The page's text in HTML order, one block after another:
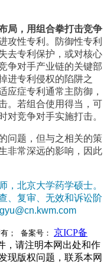
局，用组合拳打击竞争
攻性专利。防御性专利
去专利保护，或对核心
争对手产业链的关键部
进专利侵权的陷阱之
应症专利通常主防御，
。若组合使用得当，可
对竞争对手实施打击。
问题，但与之相关的策
非常深远的影响，因此
，北京大学药学硕士。
、复审、无效和诉讼阶
； 备案号： 京ICP备
，请注明本网出处和作
现版权问题，联系本网